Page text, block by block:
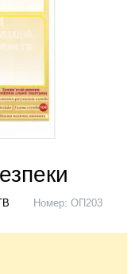
Номер: ОП203